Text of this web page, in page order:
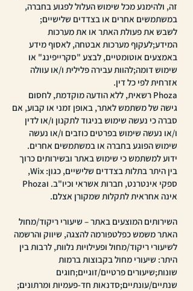
זה, ולהימנע מכל שימוש העלול לפגוע בחברה,
במשתמשים אחרים או בצדדים שלישיים;
לשבש את פעולת האתר או את מערכות
המידע;לעקוף מערכות אבטחה, לאסוף מידע
באמצעים אוטומטיים, לבצע "סקרייפינג" או
שימוש דומה;להוות עבירה פלילית ו/או עוולה
אזרחית לפי כל דין.
Phoza רשאית, ללא הודעה מוקדמת, לחסום
גישה של משתמש לאתר, באופן זמני או קבוע, אם
סברה כי נעשה שימוש בניגוד לתקנון ו/או לדין
ו/או נעשה שימוש בפרטים כוזבים ו/או נעשה
שימוש הפוגע בחברה או במשתמשים אחרים.
ידוע למשתמש כי שימוש באתר ובשירותים כרוך
בין היתר בתלות בצדדים שלישיים, כגון: Wix,
ספקי אינטרנט, חברות אשראי וכיו"ב. וPhoza
אינה אחראית לתקלות שמקורן אצלם.
השירותים המוצעים באתר – שיעורי ריקוד/מחול
האתר משמש כפלטפורמה להצגה, שיווק והרשמה
לשיעורי ריקוד/מחול ופעילויות נלוות, לרבות בין
היתר: שיעורי מחול בקבוצות ברמות
שונות;שיעורים פרטיים/זוגיים;חוגים
שנתיים/עונתיים;סדנאות חד-פעמיות ומרתונים;